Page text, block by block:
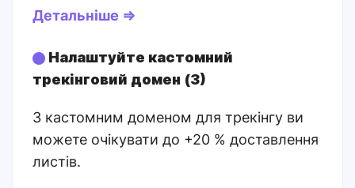
Детальніше ⇒
Налаштуйте кастомний
трекінговий домен (3)
З кастомним доменом для трекінгу ви
можете очікувати до +20 % доставлення
листів.